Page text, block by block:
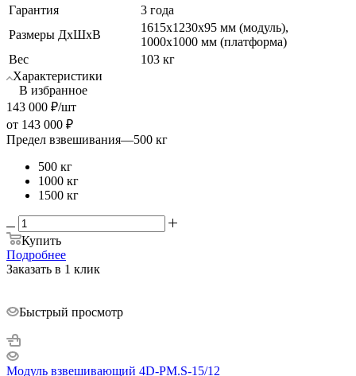
Гарантия
3 года
Размеры ДхШхВ
1615х1230х95 мм (модуль),
1000х1000 мм (платформа)
Вес
103 кг
Характеристики
В избранное
143 000 ₽/шт
от 143 000 ₽
Предел взвешивания—500 кг
500 кг
1000 кг
1500 кг
Купить
Подробнее
Заказать в 1 клик
Быстрый просмотр
Модуль взвешивающий 4D-PM.S-15/12_